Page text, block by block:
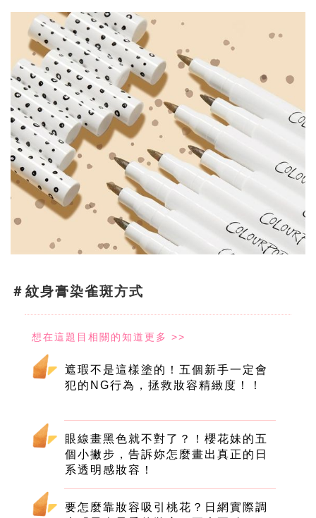
＃紋身膏染雀斑方式
遮瑕不是這樣塗的！五個新手一定會
犯的NG行為，拯救妝容精緻度！！
眼線畫黑色就不對了？！櫻花妹的五
個小撇步，告訴妳怎麼畫出真正的日
系透明感妝容！
要怎麼靠妝容吸引桃花？日網實際調